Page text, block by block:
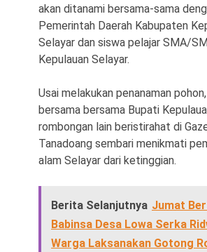
akan ditanami bersama-sama
Pemerintah Daerah Kabupaten
Selayar dan siswa pelajar SMA/
Kepulauan Selayar.
Usai melakukan penanaman
bersama bersama Bupati
rombongan lain beristirahat di
Tanadoang sembari menikmati
alam Selayar dari ketinggian.
Berita Selanjutnya Jumat
Babinsa Desa Lowa Serka
Warga Laksanakan Gotong